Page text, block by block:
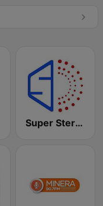
Super Stereo RD